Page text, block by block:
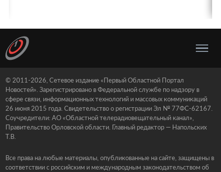
© 2011-2026, Сетевое издание «Первый Областной Портал
Новостей». Зарегистрировано в Федеральной службе по надзору в
сфере связи, информационных технологий и массовых коммуникаций
26 июня 2015 года. Свидетельство о регистрации Эл № 77ФС-62167.
Соучредители: АО «Областной телерадиовещательный канал»,
Правительство Орловской области. Главный редактор — Напольских
Т.В.
Все права на любые материалы, опубликованные на сайте, защищены в
соответствии с российским и международным законодательством об